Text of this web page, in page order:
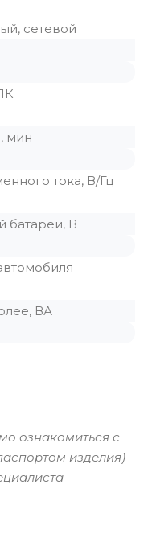
сетевой
мин
тока, В/Гц
батареи, В
ВА
ознакомиться с
изделия)